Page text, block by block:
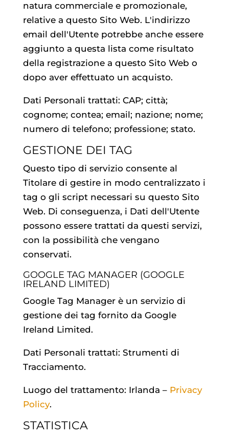
natura commerciale e promozionale,
relative a questo Sito Web. L'indirizzo
email dell'Utente potrebbe anche essere
aggiunto a questa lista come risultato
della registrazione a questo Sito Web o
dopo aver effettuato un acquisto.
Dati Personali trattati: CAP; città;
cognome; contea; email; nazione; nome;
numero di telefono; professione; stato.
GESTIONE DEI TAG
Questo tipo di servizio consente al
Titolare di gestire in modo centralizzato i
tag o gli script necessari su questo Sito
Web. Di conseguenza, i Dati dell'Utente
possono essere trattati da questi servizi,
con la possibilità che vengano
conservati.
GOOGLE TAG MANAGER (GOOGLE
IRELAND LIMITED)
Google Tag Manager è un servizio di
gestione dei tag fornito da Google
Ireland Limited.
Dati Personali trattati: Strumenti di
Tracciamento.
Luogo del trattamento: Irlanda – Privacy
Policy.
STATISTICA